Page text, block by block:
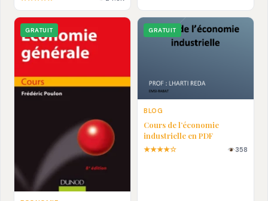
GRATUIT GRATUIT
BLOG
Cours de l’économie
industrielle en PDF
★★★★☆ 358